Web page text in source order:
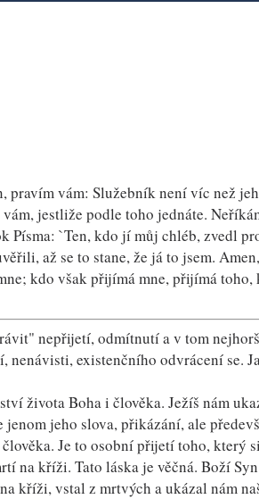
pravím vám: Služebník není víc než
jestliže podle toho jednáte.
Písma: `Ten, kdo jí můj chléb, zvedl
až se to stane, že já to jsem.
kdo však přijímá mne, přijímá toho,
nepřijetí, odmítnutí a v tom
existenčního odvrácení se.
života Boha i člověka. Ježíš nám
jeho slova, přikázání, ale
Je to osobní přijetí toho, který
na kříži. Tato láska je věčná. Boží
kříži, vstal z mrtvých a ukázal nám